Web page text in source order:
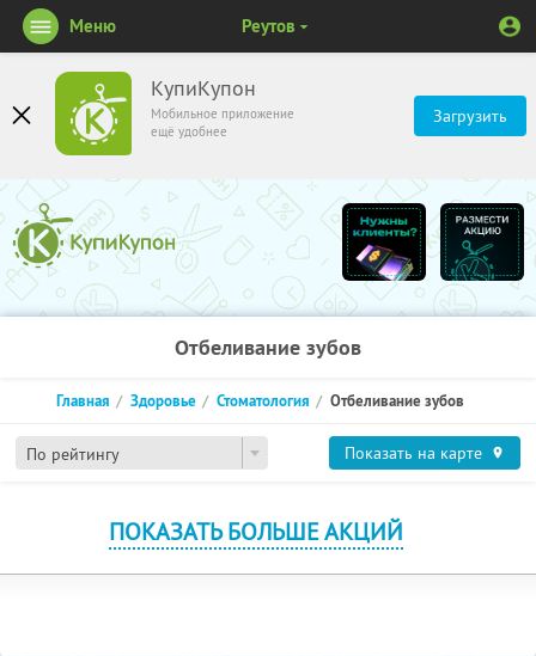
КупиКупон
Мобильное приложение
ещё удобнее
Загрузить
Меню Реутов
Отбеливание зубов
По рейтингу
Главная Здоровье Стоматология Отбеливание зубов
Показать на карте
ПОКАЗАТЬ БОЛЬШЕ АКЦИЙ